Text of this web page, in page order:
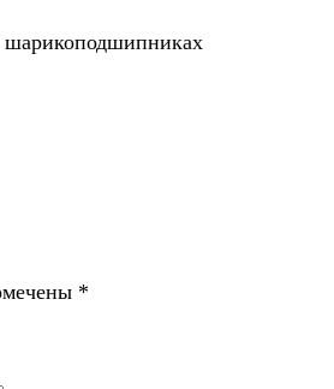
шарикоподшипниках
*